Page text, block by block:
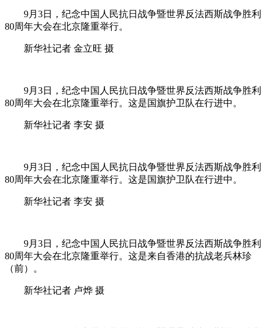
9月3日，纪念中国人民抗日战争暨世界反法西斯战争胜利
80周年大会在北京隆重举行。
新华社记者 金立旺 摄
9月3日，纪念中国人民抗日战争暨世界反法西斯战争胜利
80周年大会在北京隆重举行。这是国旗护卫队在行进中。
新华社记者 李安 摄
9月3日，纪念中国人民抗日战争暨世界反法西斯战争胜利
80周年大会在北京隆重举行。这是国旗护卫队在行进中。
新华社记者 李安 摄
9月3日，纪念中国人民抗日战争暨世界反法西斯战争胜利
80周年大会在北京隆重举行。这是来自香港的抗战老兵林珍
（前）。
新华社记者 卢烨 摄